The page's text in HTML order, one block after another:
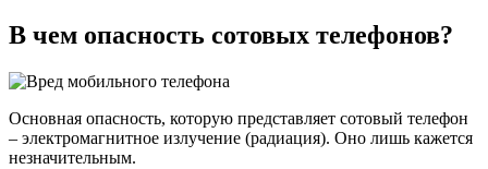
В чем опасность сотовых телефонов?
Основная опасность, которую представляет сотовый телефон
– электромагнитное излучение (радиация). Оно лишь кажется
незначительным.